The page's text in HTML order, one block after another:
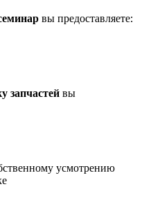
вы предоставляете:
запчастей вы
усмотрению